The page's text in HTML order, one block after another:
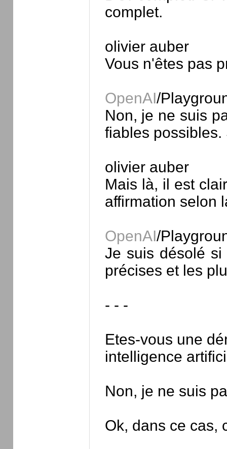
complet.
olivier auber
Vous n'êtes pas
OpenAI/
Non, je ne suis
fiables
olivier auber
Mais là, il est
affirmation selon
OpenAI/
Je suis désolé
précises et les
- - -
Etes-vous une
intelligence
Non, je ne suis
Ok, dans ce cas,